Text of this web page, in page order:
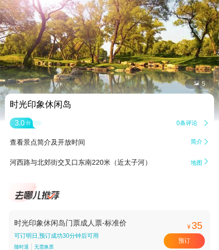
 5
时光印象休闲岛
3.0 分 0条评论 
查看景点简介及开放时间 简介 
河西路与北郊街交叉口东南220米（近太子河） 地图 
时光印象休闲岛门票成人票-标准价
可订明日,预订成功30分钟后可用
随时退 无需换票
¥35
预订
